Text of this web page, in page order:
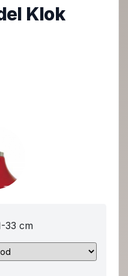
Klok
33 cm